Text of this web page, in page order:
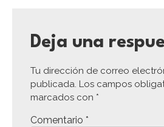
Deja una
Tu dirección de correo
publicada. Los campos
marcados con *
Comentario *